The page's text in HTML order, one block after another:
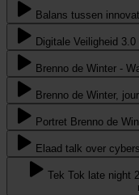
Balans tussen
Digitale Veiligheid
Brenno de Winter -
Brenno de Winter,
Portret Brenno de
Elaad talk over
Tek Tok late night